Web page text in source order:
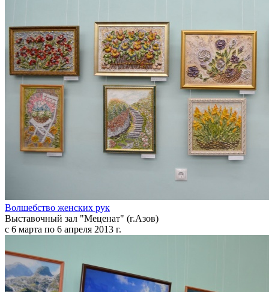
Волшебство женских рук
Выставочный зал "Меценат" (г.Азов)
с 6 марта по 6 апреля 2013 г.